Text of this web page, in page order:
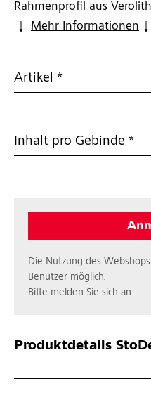
Rahmenprofil aus Verolith
Mehr Informationen
Artikel *
Inhalt pro Gebinde *
Die Nutzung des
Benutzer möglich.
Bitte melden Sie sich an.
Produktdetails